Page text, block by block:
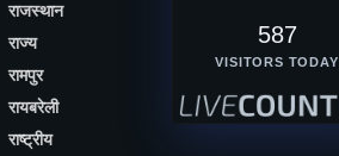
राजस्थान
राज्य
रामपुर
रायबरेली
राष्ट्रीय
587
VISITORS TODAY